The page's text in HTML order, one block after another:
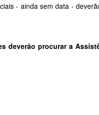
- ainda sem data -
deverão procurar a